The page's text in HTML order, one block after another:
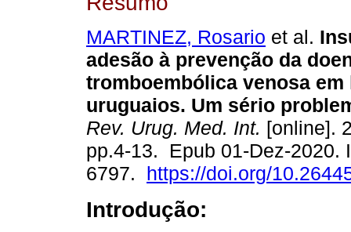
MARTINEZ, Rosario et al.
adesão à prevenção da
tromboembólica venosa
uruguaios. Um sério
Rev. Urug. Med. Int. [online].
pp.4-13. Epub 01-Dez-2020.
6797. https://doi.org/
Introdução: